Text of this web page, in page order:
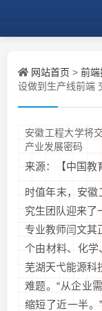
网站首页 > 前
设做到生产线前端
安徽工程大学将
产业发展密码
来源：【中国教
时值年末，安徽
究生团队迎来了
专业教师闫文其
个由材料、化学
芜湖天弋能源科
难题。“从企业
缩短了近一半